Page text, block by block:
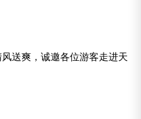
送爽，诚邀各位游客走进天